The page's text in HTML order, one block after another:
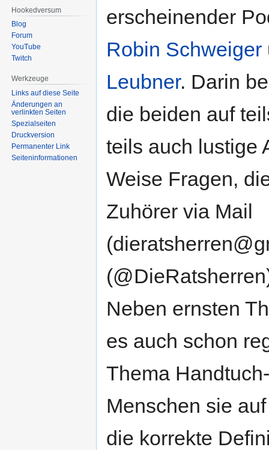
erscheinender
Robin Schweiger
Leubner. Darin
die beiden auf
teils auch lustige
Weise Fragen,
Zuhörer via Mail
Neben ernsten
es auch schon
Thema
Menschen sie
die korrekte
Hookedversum
Blog
Forum
YouTube
Twitch
Werkzeuge
Links auf diese Seite
Änderungen an
verlinkten Seiten
Spezialseiten
Druckversion
Permanenter Link
Seiten­informationen